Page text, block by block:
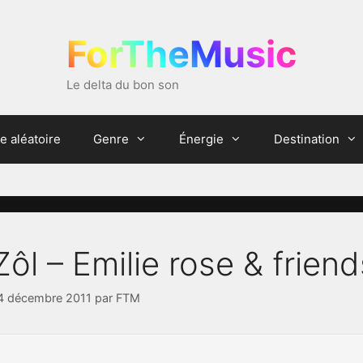
ForTheMusic
Le delta du bon son
aléatoire Genre Énergie Destination
– Emilie rose &
décembre 2011 par FTM